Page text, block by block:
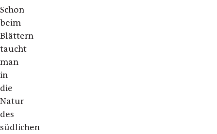
Schon
beim
Blättern
taucht
man
in
die
Natur
des
südlichen